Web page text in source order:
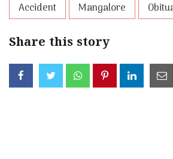
Accident
Mangalore
Share this story